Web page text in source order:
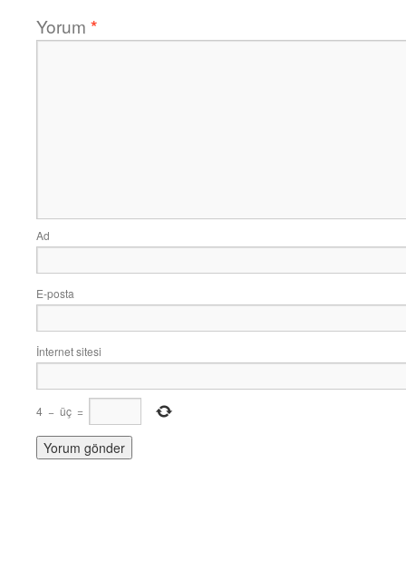
Yorum *
Ad
E-posta
İnternet sitesi
4 − üç =